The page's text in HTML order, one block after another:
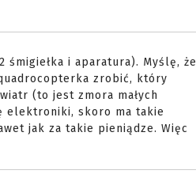
śmigiełka i aparatura). Myślę, że
zrobić, który
(to jest zmora małych
elektroniki, skoro ma takie
jak za takie pieniądze. Więc